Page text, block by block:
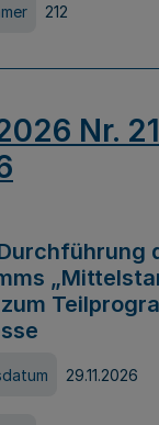
212
Nr.
29.11.2026